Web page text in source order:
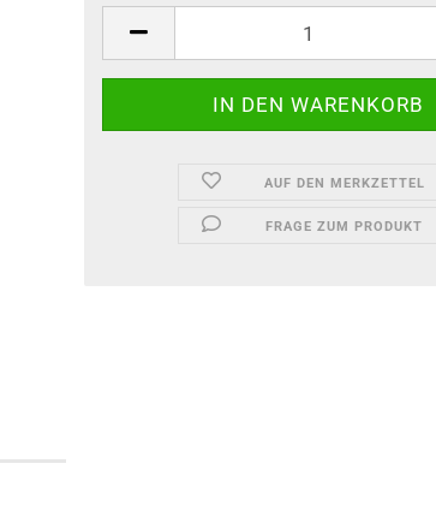
AUF DEN MERKZETTEL
FRAGE ZUM PRODUKT